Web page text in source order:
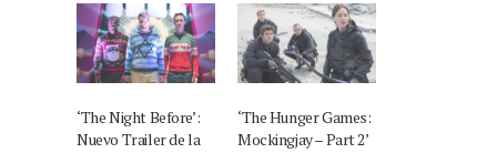
‘The Night Before’:
Nuevo Trailer de la
‘The Hunger Games:
Mockingjay – Part 2’